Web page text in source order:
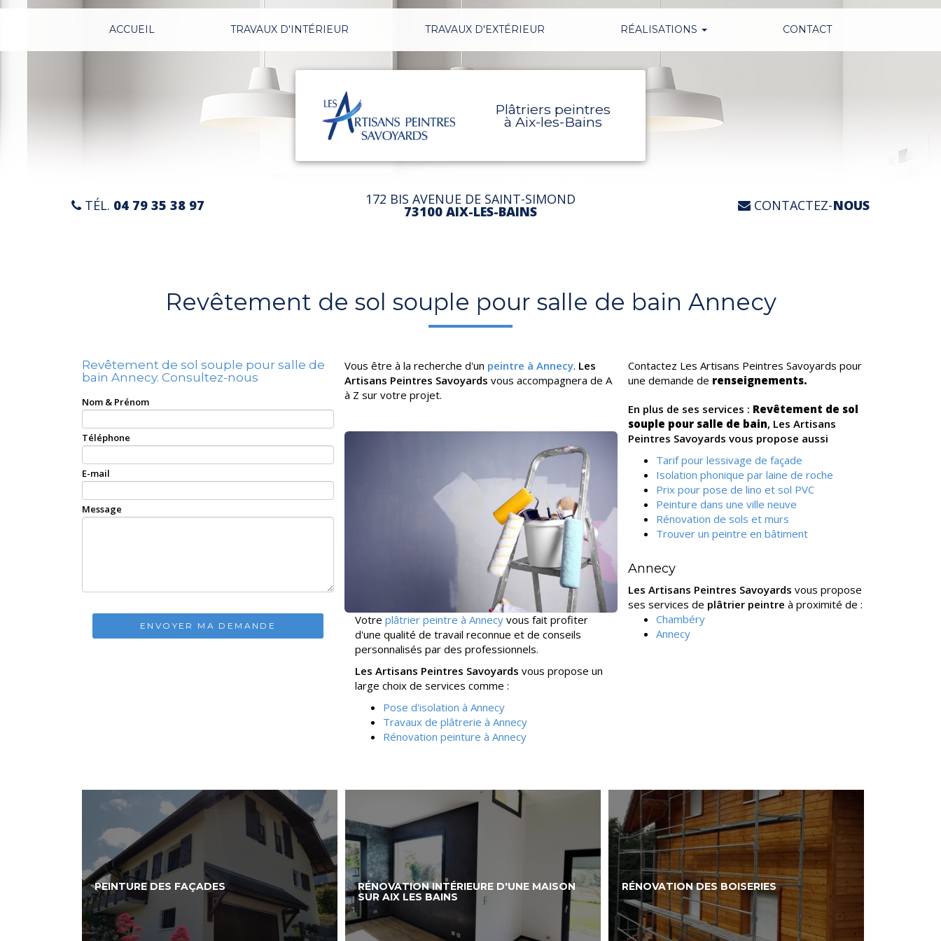
Aller
principal
ACCUEIL TRAVAUX D'INTÉRIEUR TRAVAUX D'EXTÉRIEUR RÉALISATIONS CONTACT
Plâtriers peintres
à Aix-les-Bains
TÉL. 04 79 35 38 97 172 BIS AVENUE DE SAINT-SIMOND
73100 AIX-LES-BAINS CONTACTEZ-NOUS
Revêtement de sol souple pour salle de bain Annecy
Revêtement de sol souple pour salle de
bain Annecy. Consultez-nous
Nom & Prénom
Téléphone
E-mail
Message
ENVOYER MA DEMANDE
Vous être à la recherche d'un peintre à Annecy. Les
Artisans Peintres Savoyards vous accompagnera de A
à Z sur votre projet.
Votre plâtrier peintre à Annecy vous fait profiter
d'une qualité de travail reconnue et de conseils
personnalisés par des professionnels.
Les Artisans Peintres Savoyards vous propose un
large choix de services comme :
Pose d'isolation à Annecy
Travaux de plâtrerie à Annecy
Rénovation peinture à Annecy
Contactez Les Artisans Peintres Savoyards pour
une demande de renseignements.
En plus de ses services : Revêtement de sol
souple pour salle de bain, Les Artisans
Peintres Savoyards vous propose aussi
Tarif pour lessivage de façade
Isolation phonique par laine de roche
Prix pour pose de lino et sol PVC
Peinture dans une ville neuve
Rénovation de sols et murs
Trouver un peintre en bâtiment
Annecy
Les Artisans Peintres Savoyards vous propose
ses services de plâtrier peintre à proximité de :
Chambéry
Annecy
PEINTURE DES FAÇADES
RÉNOVATION INTÉRIEURE D'UNE MAISON
SUR AIX LES BAINS
RÉNOVATION DES BOISERIES